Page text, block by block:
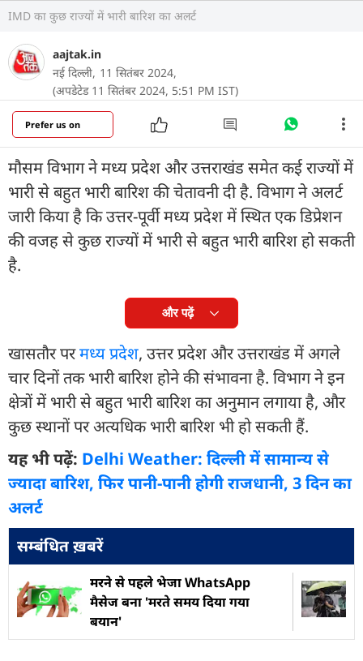
IMD का कुछ राज्यों में भारी बारिश का अलर्ट
aajtak.in
नई दिल्ली, 11 सितंबर 2024,
(अपडेटेड 11 सितंबर 2024, 5:51 PM IST)
Prefer us on
मौसम विभाग ने मध्य प्रदेश और उत्तराखंड समेत कई राज्यों में
भारी से बहुत भारी बारिश की चेतावनी दी है. विभाग ने अलर्ट
जारी किया है कि उत्तर-पूर्वी मध्य प्रदेश में स्थित एक डिप्रेशन
की वजह से कुछ राज्यों में भारी से बहुत भारी बारिश हो सकती
है.
और पढ़ें
खासतौर परमध्य प्रदेश, उत्तर प्रदेश और उत्तराखंड में अगले
चार दिनों तक भारी बारिश होने की संभावना है. विभाग ने इन
क्षेत्रों में भारी से बहुत भारी बारिश का अनुमान लगाया है, और
कुछ स्थानों पर अत्यधिक भारी बारिश भी हो सकती हैं.
यह भी पढ़ें: Delhi Weather: दिल्ली में सामान्य से
ज्यादा बारिश, फिर पानी-पानी होगी राजधानी, 3 दिन का
अलर्ट
सम्बंधित ख़बरें
मरने से पहले भेजा WhatsApp
मैसेज बना 'मरते समय दिया गया
बयान'